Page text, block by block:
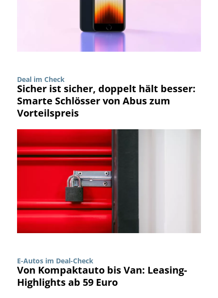
Deal im Check
Sicher ist sicher, doppelt hält besser:
Smarte Schlösser von Abus zum
Vorteilspreis
E-Autos im Deal-Check
Von Kompaktauto bis Van: Leasing-
Highlights ab 59 Euro